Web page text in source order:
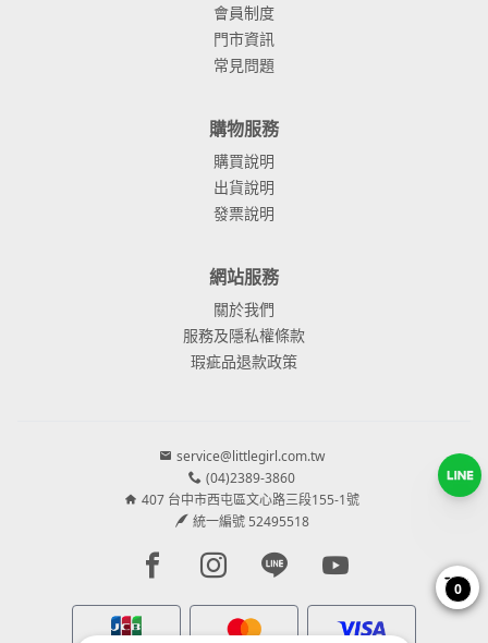
會員制度
門市資訊
常見問題
購物服務
購買說明
出貨說明
發票說明
網站服務
關於我們
服務及隱私權條款
瑕疵品退款政策
service@littlegirl.com.tw
(04)2389-3860
407 台中市西屯區文心路三段155-1號
統一編號 52495518
Facebook page
Instagram page
Line pageYoutube page
0